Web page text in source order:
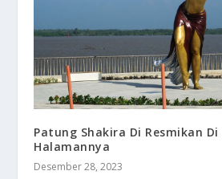
Patung Shakira Di Resmikan
Halamannya
Desember 28, 2023